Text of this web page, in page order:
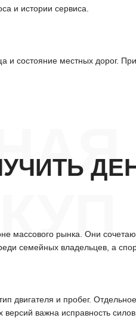
и истории сервиса.
состояние местных дорог.
рынка. Они
семейных владельцев, а
двигателя и пробег.
важна исправность